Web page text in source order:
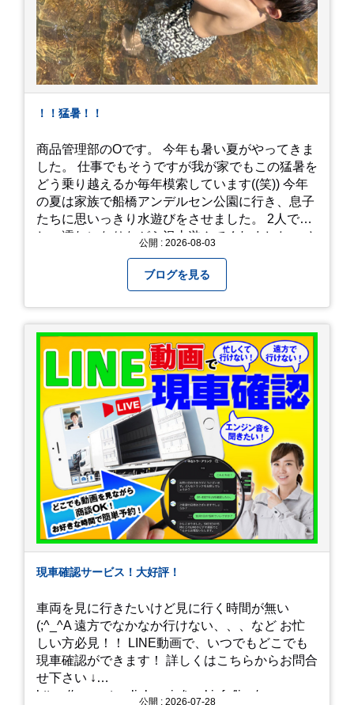
！！猛暑！！
商品管理部のOです。 今年も暑い夏がやってきま
した。 仕事でもそうですが我が家でもこの猛暑を
どう乗り越えるか毎年模索しています((笑)) 今年
の夏は家族で船橋アンデルセン公園に行き、息子
たちに思いっきり水遊びをさせました。 2人でび
しょ濡れになりながら沢山遊んでくれました。 さ
みようと思います。
公開 : 2026-08-03
ブログを見る
現車確認サービス！大好評！
車両を見に行きたいけど見に行く時間が無い
(;^_^A 遠方でなかなか行けない、、、など お忙
しい方必見！！ LINE動画で、いつでもどこでも
現車確認ができます！ 詳しくはこちらからお問合
せ下さい ↓
https://www.steerlink.co.jp/truckinfo/live/
公開 : 2026-07-28